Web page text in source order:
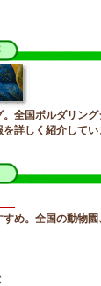
全国ボルダリン
詳しく紹介してい
め。全国の動物